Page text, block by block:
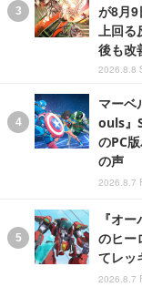
が8月9
上回
後も改
2026.8.8
マー
ouls』
のPC
の声
2026.8.7
『オ
のヒー
てレッ
2026.8.7